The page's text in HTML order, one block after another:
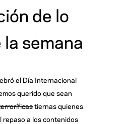
de lo
semana
el Día Internacional
querido que sean
tiernas quienes
repaso a los contenidos